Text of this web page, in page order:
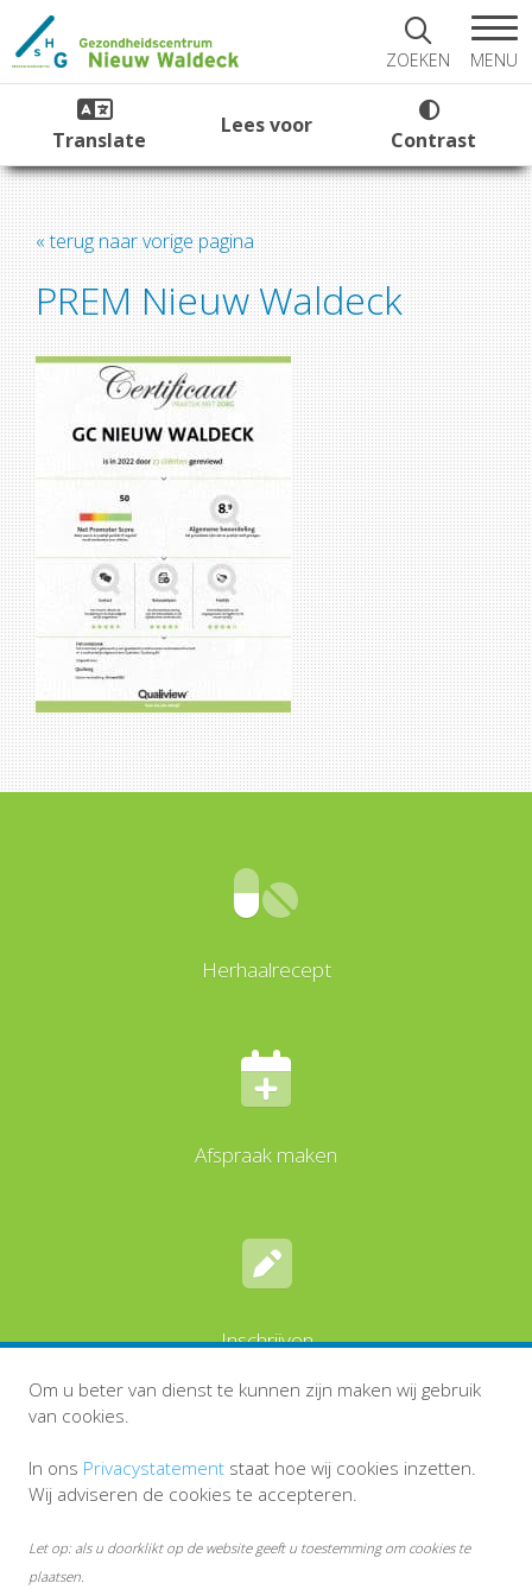
ZOEKEN MENU
Translate
Lees voor
Contrast
« terug naar vorige pagina
PREM Nieuw Waldeck
Herhaalrecept
Afspraak maken
Inschrijven
Om u beter van dienst te kunnen zijn maken wij gebruik
van cookies.
In ons Privacystatement staat hoe wij cookies inzetten.
Wij adviseren de cookies te accepteren.
Let op: als u doorklikt op de website geeft u toestemming om cookies te
plaatsen.